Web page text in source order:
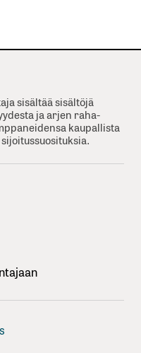
sisältää sisältöjä
ja arjen raha-
kaupallista